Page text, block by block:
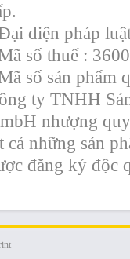
diện pháp
số thuế :
số sản phẩm
ty TNHH
nhượng
cả những sản
đăng ký độc